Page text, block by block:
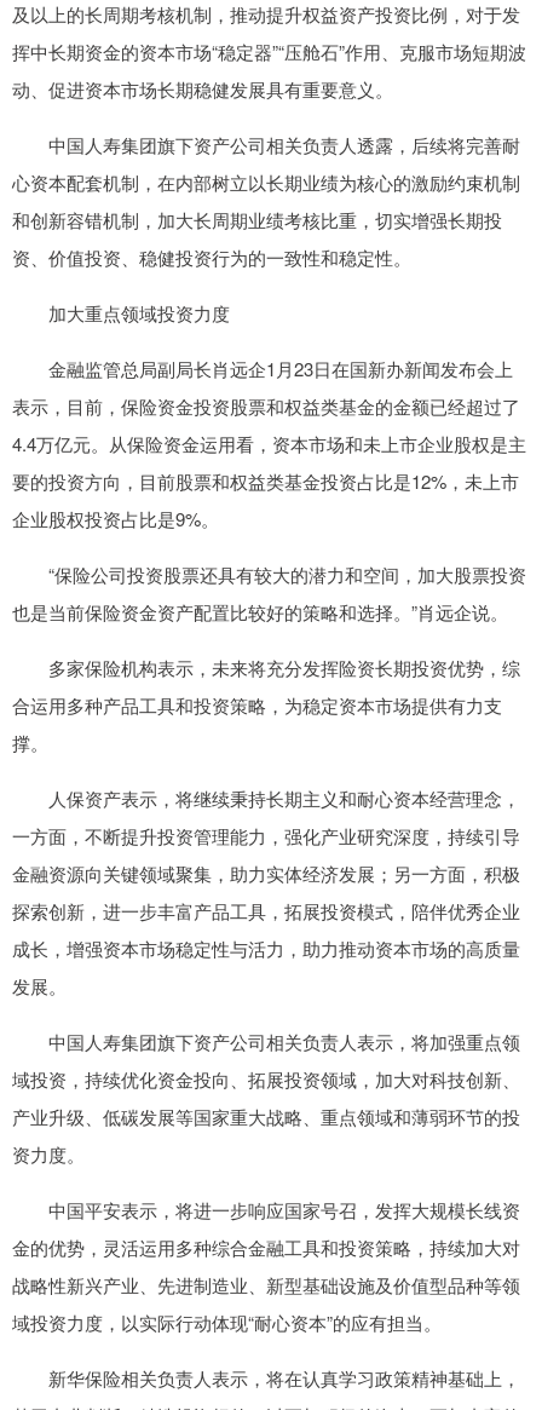
及以上的长周期考核机制，推动提升权益资产投资比例，对于发
挥中长期资金的资本市场“稳定器”“压舱石”作用、克服市场短期波
动、促进资本市场长期稳健发展具有重要意义。
中国人寿集团旗下资产公司相关负责人透露，后续将完善耐
心资本配套机制，在内部树立以长期业绩为核心的激励约束机制
和创新容错机制，加大长周期业绩考核比重，切实增强长期投
资、价值投资、稳健投资行为的一致性和稳定性。
加大重点领域投资力度
金融监管总局副局长肖远企1月23日在国新办新闻发布会上
表示，目前，保险资金投资股票和权益类基金的金额已经超过了
4.4万亿元。从保险资金运用看，资本市场和未上市企业股权是主
要的投资方向，目前股票和权益类基金投资占比是12%，未上市
企业股权投资占比是9%。
“保险公司投资股票还具有较大的潜力和空间，加大股票投资
也是当前保险资金资产配置比较好的策略和选择。”肖远企说。
多家保险机构表示，未来将充分发挥险资长期投资优势，综
合运用多种产品工具和投资策略，为稳定资本市场提供有力支
撑。
人保资产表示，将继续秉持长期主义和耐心资本经营理念，
一方面，不断提升投资管理能力，强化产业研究深度，持续引导
金融资源向关键领域聚集，助力实体经济发展；另一方面，积极
探索创新，进一步丰富产品工具，拓展投资模式，陪伴优秀企业
成长，增强资本市场稳定性与活力，助力推动资本市场的高质量
发展。
中国人寿集团旗下资产公司相关负责人表示，将加强重点领
域投资，持续优化资金投向、拓展投资领域，加大对科技创新、
产业升级、低碳发展等国家重大战略、重点领域和薄弱环节的投
资力度。
中国平安表示，将进一步响应国家号召，发挥大规模长线资
金的优势，灵活运用多种综合金融工具和投资策略，持续加大对
战略性新兴产业、先进制造业、新型基础设施及价值型品种等领
域投资力度，以实际行动体现“耐心资本”的应有担当。
新华保险相关负责人表示，将在认真学习政策精神基础上，